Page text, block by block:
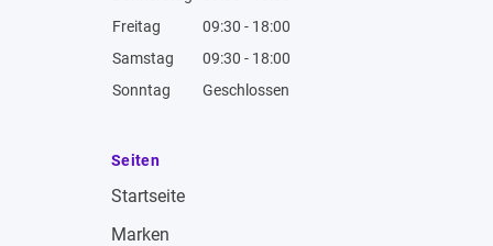
Freitag
09:30 - 18:00
Samstag
09:30 - 18:00
Sonntag
Geschlossen
Seiten
Startseite
Marken